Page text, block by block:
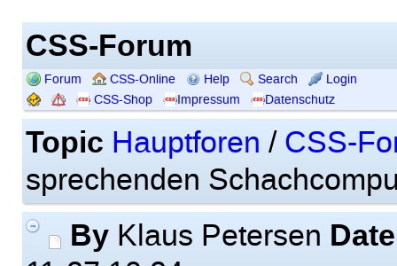
CSS-Forum
Forum CSS-Online Help Search
Login
CSS-Shop
Impressum Datenschutz
Topic Hauptforen / CSS-
sprechenden
ByKlaus Petersen Date